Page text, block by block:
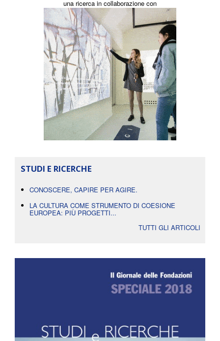
una ricerca in collaborazione con
STUDI E RICERCHE
CONOSCERE, CAPIRE PER AGIRE.
LA CULTURA COME STRUMENTO DI COESIONE
EUROPEA: PIÙ PROGETTI...
TUTTI GLI ARTICOLI